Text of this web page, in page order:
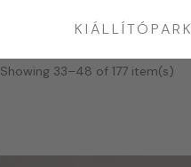
KIÁLLÍTÓPARK
Showing 33–48 of 177 item(s)